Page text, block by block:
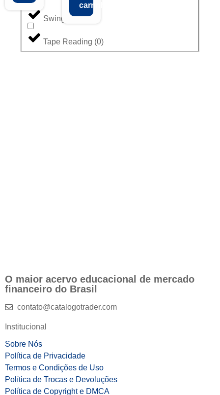
Swing Trade(
Tape Reading (0)
carrinho
O maior acervo educacional de mercado
financeiro do Brasil
contato@catalogotrader.com
Institucional
Sobre Nós
Política de Privacidade
Termos e Condições de Uso
Política de Trocas e Devoluções
Política de Copyright e DMCA